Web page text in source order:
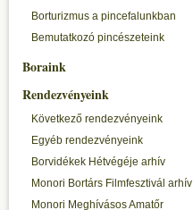
Borturizmus a pincefalunkban
Bemutatkozó pincészeteink
Boraink
Rendezvényeink
Következő rendezvényeink
Egyéb rendezvényeink
Borvidékek Hétvégéje arhív
Monori Bortárs Filmfesztivál arhív
Monori Meghívásos Amatőr